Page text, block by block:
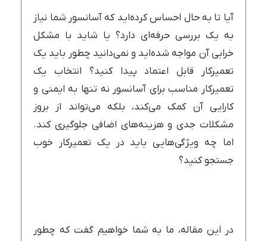
آیا تا به حال احساس کرده‌اید که آسانسور شما نیاز
به یک بررسی حرفه‌ای دارد؟ یا شاید با مشکل
خرابی آن مواجه شده‌اید و نمی‌دانید چطور باید یک
تعمیرکار قابل اعتماد پیدا کنید؟ انتخاب یک
تعمیرکار مناسب برای آسانسور نه تنها به ایمنی و
کارایی آن کمک می‌کند، بلکه می‌تواند از بروز
مشکلات جدی و هزینه‌های اضافی جلوگیری کند.
اما چه ویژگی‌هایی باید در یک تعمیرکار خوب
جستجو کنید؟
در این مقاله، ما به شما خواهیم گفت که چطور